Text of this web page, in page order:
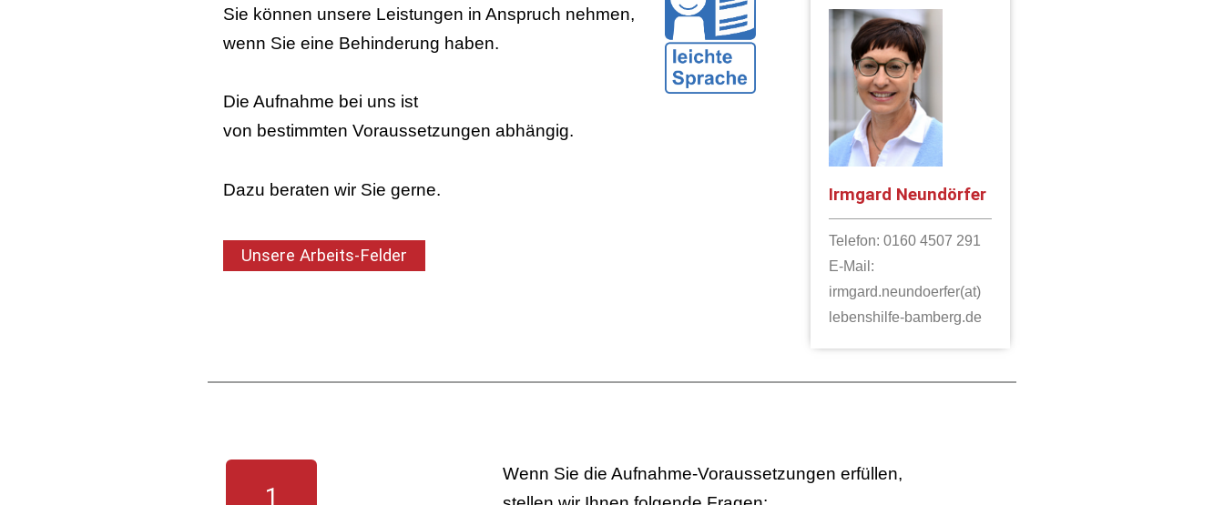
Sie können unsere Leistungen in Anspruch nehmen,
wenn Sie eine Behinderung haben.
Die Aufnahme bei uns ist
von bestimmten Voraussetzungen abhängig.
Dazu beraten wir Sie gerne.
Unsere Arbeits-Felder
Irmgard Neundörfer
Telefon: 0160 4507 291
E-Mail:
irmgard.neundoerfer(at)
lebenshilfe-bamberg.de
1
Wenn Sie die Aufnahme-Voraussetzungen erfüllen,